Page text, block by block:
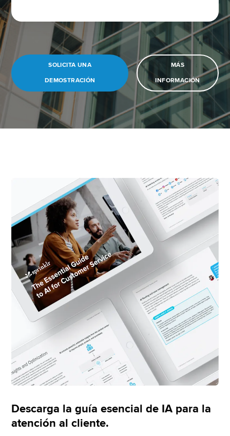
SOLICITA UNA
DEMOSTRACIÓN
MÁS
INFORMACIÓN
Descarga la guía esencial de IA para la
atención al cliente.